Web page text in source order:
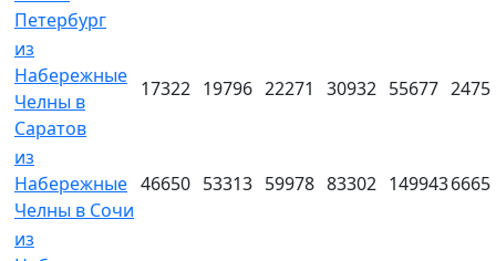
Петербург
из
Набережные
Челны в
Саратов
17322 19796 22271 30932 55677 2475
из
Набережные
Челны в Сочи
46650 53313 59978 83302 1499436665
из